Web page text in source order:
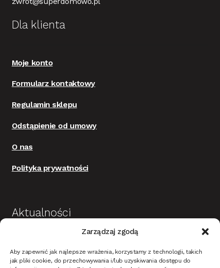
Zarządzaj zgodą
Aby zapewnić jak najlepsze wrażenia, korzystamy z technologii, takich
jak pliki cookie, do przechowywania i/lub uzyskiwania dostępu do
Dla klienta
Moje konto
Formularz kontaktowy
Regulamin sklepu
Odstąpienie od umowy
O nas
Polityka prywatności
Aktualności
Budowa i wykończenie domu jako dobra
inwestycja